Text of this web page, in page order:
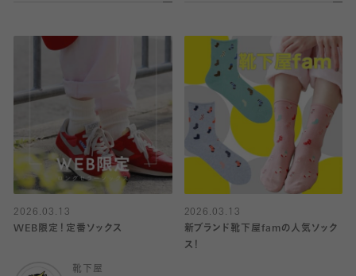
2026.03.13
WEB限定！定番ソックス
靴下屋
2026.03.13
新ブランド靴下屋famの人気ソック
ス！